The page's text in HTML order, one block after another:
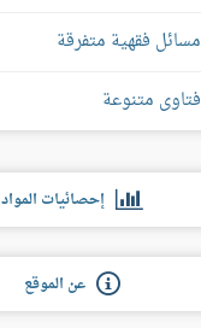
مسائل فقهية متفرقة
فتاوى متنوعة
إحصائيات المواد
عن الموقع